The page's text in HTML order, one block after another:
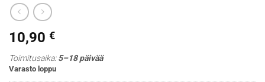
10,90 €
Toimitusaika:5–18 päivää
Varasto loppu